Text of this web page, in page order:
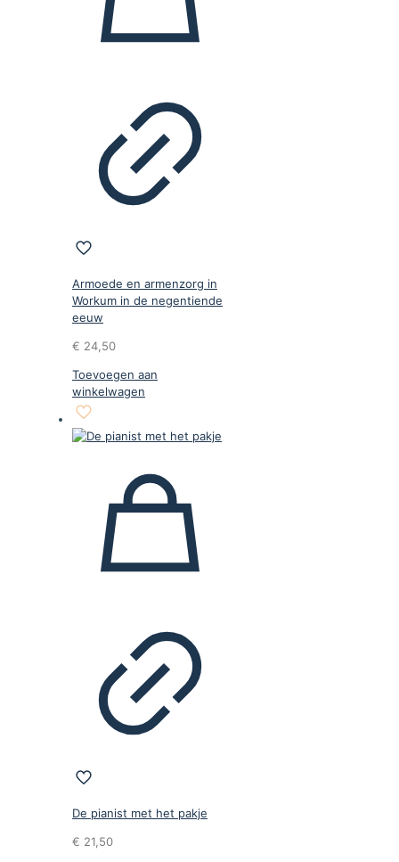
Armoede en armenzorg in
Workum in de negentiende
eeuw
€ 24,50
Toevoegen aan
winkelwagen
De pianist met het pakje
€ 21,50